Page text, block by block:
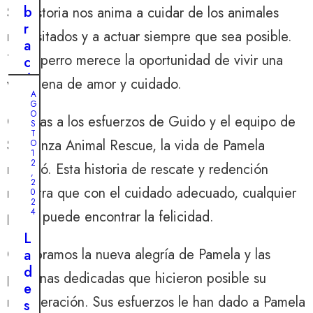
Su historia nos anima a cuidar de los animales
necesitados y a actuar siempre que sea posible.
Todo perro merece la oportunidad de vivir una
vida llena de amor y cuidado.
Gracias a los esfuerzos de Guido y el equipo de
Speranza Animal Rescue, la vida de Pamela
mejoró. Esta historia de rescate y redención
muestra que con el cuidado adecuado, cualquier
perro puede encontrar la felicidad.
Celebramos la nueva alegría de Pamela y las
personas dedicadas que hicieron posible su
recuperación. Sus esfuerzos le han dado a Pamela
:
e
l
v
e
m
o
o
n
a
l
d
b
r
a
c
ó
m
o
u
n
P
b
u
l
l
ú
n
A
G
O
S
T
O
1
2
,
2
0
2
4
L
a
d
e
s